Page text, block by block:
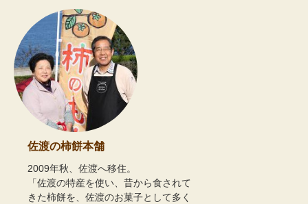
佐渡の柿餅本舗
2009年秋、佐渡へ移住。
「佐渡の特産を使い、昔から食されて
きた柿餅を、佐渡のお菓子として多く